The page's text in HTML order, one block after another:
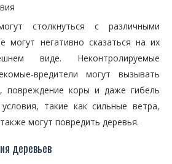
столкнуться с различными
могут негативно сказаться на их
виде. Неконтролируемые
вредители могут вызывать
повреждение коры и даже гибель
такие как сильные ветра,
могут повредить деревья.
деревьев